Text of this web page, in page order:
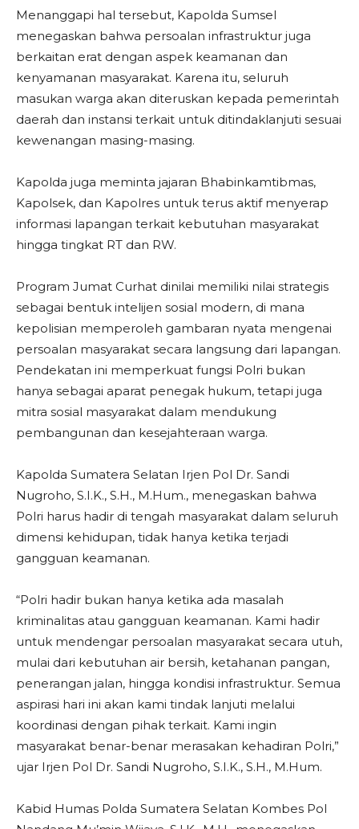
Menanggapi hal tersebut, Kapolda Sumsel
menegaskan bahwa persoalan infrastruktur juga
berkaitan erat dengan aspek keamanan dan
kenyamanan masyarakat. Karena itu, seluruh
masukan warga akan diteruskan kepada pemerintah
daerah dan instansi terkait untuk ditindaklanjuti sesuai
kewenangan masing-masing.
Kapolda juga meminta jajaran Bhabinkamtibmas,
Kapolsek, dan Kapolres untuk terus aktif menyerap
informasi lapangan terkait kebutuhan masyarakat
hingga tingkat RT dan RW.
Program Jumat Curhat dinilai memiliki nilai strategis
sebagai bentuk intelijen sosial modern, di mana
kepolisian memperoleh gambaran nyata mengenai
persoalan masyarakat secara langsung dari lapangan.
Pendekatan ini memperkuat fungsi Polri bukan
hanya sebagai aparat penegak hukum, tetapi juga
mitra sosial masyarakat dalam mendukung
pembangunan dan kesejahteraan warga.
Kapolda Sumatera Selatan Irjen Pol Dr. Sandi
Nugroho, S.I.K., S.H., M.Hum., menegaskan bahwa
Polri harus hadir di tengah masyarakat dalam seluruh
dimensi kehidupan, tidak hanya ketika terjadi
gangguan keamanan.
“Polri hadir bukan hanya ketika ada masalah
kriminalitas atau gangguan keamanan. Kami hadir
untuk mendengar persoalan masyarakat secara utuh,
mulai dari kebutuhan air bersih, ketahanan pangan,
penerangan jalan, hingga kondisi infrastruktur. Semua
aspirasi hari ini akan kami tindak lanjuti melalui
koordinasi dengan pihak terkait. Kami ingin
masyarakat benar-benar merasakan kehadiran Polri,”
ujar Irjen Pol Dr. Sandi Nugroho, S.I.K., S.H., M.Hum.
Kabid Humas Polda Sumatera Selatan Kombes Pol